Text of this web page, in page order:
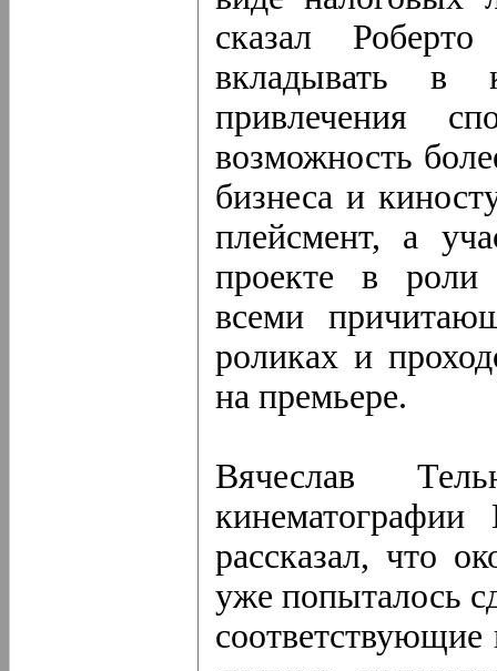
сказал
вкладывать в
привлечения
возможность
бизнеса и
плейсмент, а
проекте в роли
всеми
роликах и
на премьере.
Вячеслав
кинематографии
рассказал, что
уже попыталось